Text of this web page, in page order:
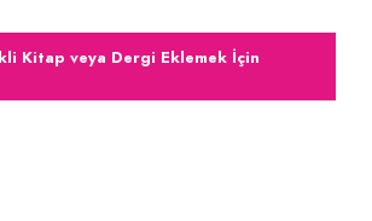
Kitap veya Dergi Eklemek İçin